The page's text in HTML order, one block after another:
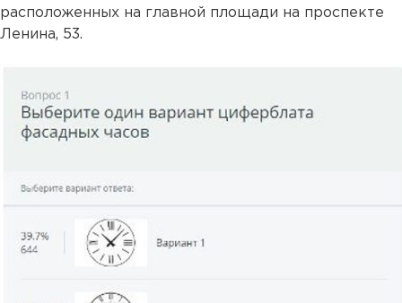
расположенных на главной площади на проспекте
Ленина, 53.